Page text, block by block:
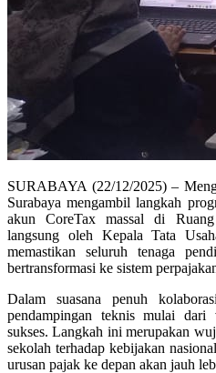
SURABAYA (22/12/2025) –
Surabaya mengambil langkah
akun CoreTax massal di
langsung oleh Kepala Tata
memastikan seluruh tenaga
bertransformasi ke sistem
Dalam suasana penuh
pendampingan teknis mulai
sukses. Langkah ini merupakan
sekolah terhadap kebijakan
urusan pajak ke depan akan jauh